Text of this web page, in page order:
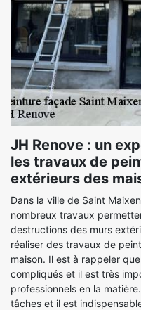
JH Renove : un
les travaux de
extérieurs des
Dans la ville de Saint
nombreux travaux
destructions des murs
réaliser des travaux de
maison. Il est à rappeler
compliqués et il est très
professionnels en la
tâches et il est